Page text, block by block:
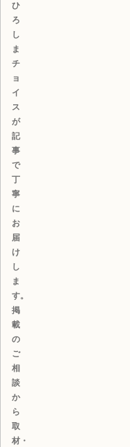
ひ
ろ
し
ま
チ
ョ
イ
ス
が
記
事
で
丁
寧
に
お
届
け
し
ま
す。
掲
載
の
ご
相
談
か
ら
取
材・